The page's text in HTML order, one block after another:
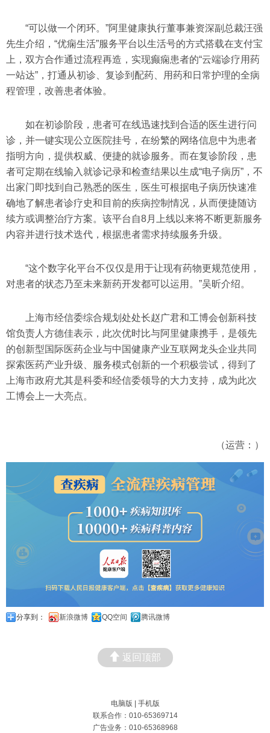
“可以做一个闭环。”阿里健康执行董事兼资深副总裁汪强
先生介绍，“优痫生活”服务平台以生活号的方式搭载在支付宝
上，双方合作通过流程再造，实现癫痫患者的“云端诊疗用药
一站达”，打通从初诊、复诊到配药、用药和日常护理的全病
程管理，改善患者体验。
如在初诊阶段，患者可在线迅速找到合适的医生进行问
诊，并一键实现公立医院挂号，在纷繁的网络信息中为患者
指明方向，提供权威、便捷的就诊服务。而在复诊阶段，患
者可定期在线输入就诊记录和检查结果以生成“电子病历”，不
出家门即找到自己熟悉的医生，医生可根据电子病历快速准
确地了解患者诊疗史和目前的疾病控制情况，从而便捷随访
续方或调整治疗方案。该平台自8月上线以来将不断更新服务
内容并进行技术迭代，根据患者需求持续服务升级。
“这个数字化平台不仅仅是用于让现有药物更规范使用，
对患者的状态乃至未来新药开发都可以运用。”吴昕介绍。
上海市经信委综合规划处处长赵广君和工博会创新科技
馆负责人方德佳表示，此次优时比与阿里健康携手，是领先
的创新型国际医药企业与中国健康产业互联网龙头企业共同
探索医药产业升级、服务模式创新的一个积极尝试，得到了
上海市政府尤其是科委和经信委领导的大力支持，成为此次
工博会上一大亮点。
（运营：）
分享到： 新浪微博 QQ空间 腾讯微博
返回顶部
电脑版
手机版
联系合作：010-65369714
广告业务：010-65368968